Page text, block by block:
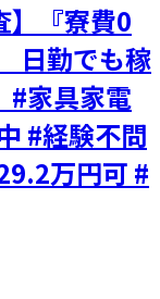
】『寮費0
日勤でも稼
#家具家電
#経験不問
万円可 #